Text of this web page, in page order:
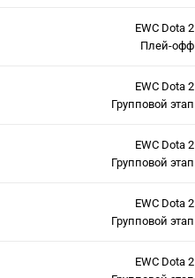
EWC Dota 2
Плей-офф
EWC Dota 2
Групповой этап
EWC Dota 2
Групповой этап
EWC Dota 2
Групповой этап
EWC Dota 2